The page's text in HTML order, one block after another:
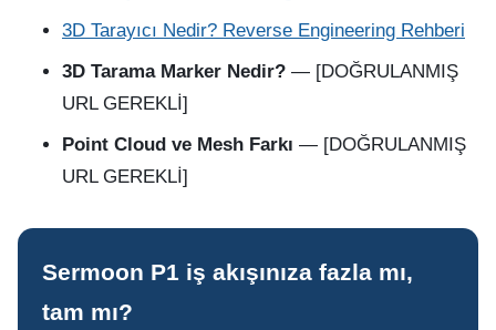
3D Tarayıcı Nedir? Reverse Engineering Rehberi
3D Tarama Marker Nedir? — [DOĞRULANMIŞ
URL GEREKLİ]
Point Cloud ve Mesh Farkı — [DOĞRULANMIŞ
URL GEREKLİ]
Sermoon P1 iş akışınıza fazla mı,
tam mı?